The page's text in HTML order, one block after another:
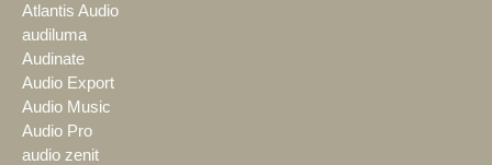
Atlantis Audio
audiluma
Audinate
Audio Export
Audio Music
Audio Pro
audio zenit